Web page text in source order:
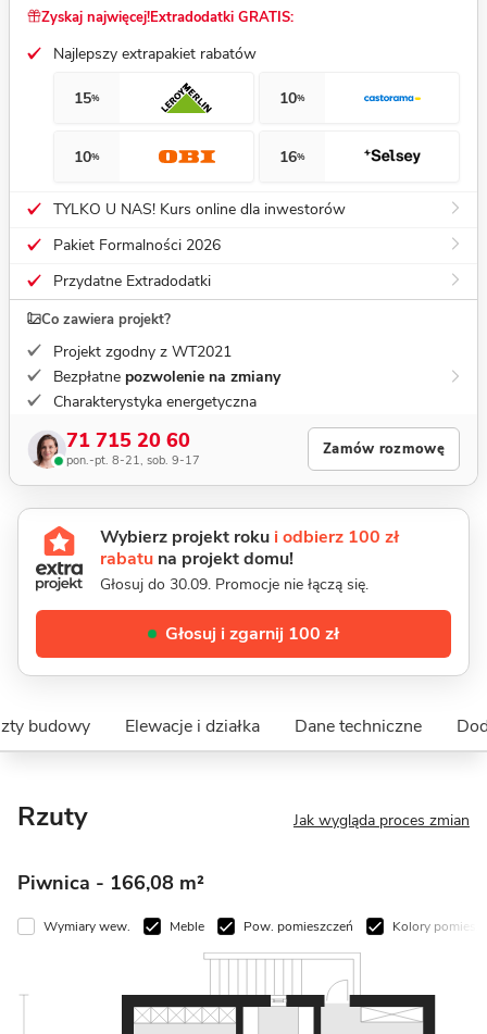
Zyskaj najwięcej!Extradodatki GRATIS:
Najlepszy extrapakiet rabatów
15% 10%
10% 16%
TYLKO U NAS! Kurs online dla inwestorów
Pakiet Formalności 2026
Przydatne Extradodatki
Co zawiera projekt?
Projekt zgodny z WT2021
Bezpłatne pozwolenie na zmiany
Charakterystyka energetyczna
71 715 20 60
pon.-pt. 8-21, sob. 9-17
Zamów rozmowę
Wybierz projekt roku i odbierz 100 zł
rabatu na projekt domu!
Głosuj do 30.09. Promocje nie łączą się.
Głosuj i zgarnij 100 zł
budowy Elewacje i działka Dane techniczne
Rzuty Jak wygląda proces zmian
Piwnica - 166,08 m²
Wymiary wew. Meble Pow. pomieszczeń Kolory